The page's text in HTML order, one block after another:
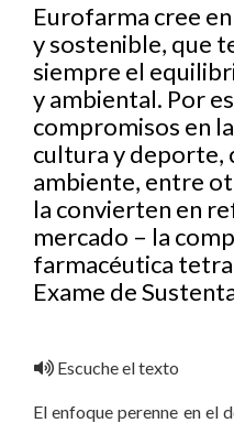
Eurofarma cree
y sostenible, que
siempre el
y ambiental. Por
compromisos en
cultura y deporte,
ambiente, entre
la convierten en
mercado – la
farmacéutica
Exame de
Escuche el texto
El enfoque perenne en el